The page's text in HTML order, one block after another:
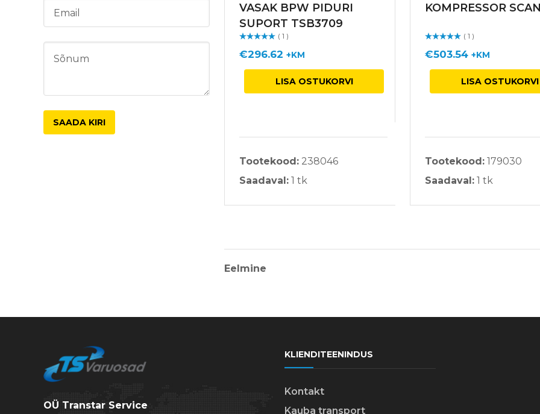
VASAK BPW PIDURI
SUPORT TSB3709
TAASTATUD
Hinnangu
ga/ 5
( 1 )
€296.62 +KM
LISA OSTUKORVI
Tootekood: 238046
Saadaval: 1 tk
KOMPRESSOR
Hinnangu
ga/ 5
( 1 )
€503.54 +KM
LISA OSTUKORVI
Tootekood: 179030
Saadaval: 1 tk
Eelmine
OÜ Transtar Service
KLIENDITEENINDUS
Kontakt
Kauba transport